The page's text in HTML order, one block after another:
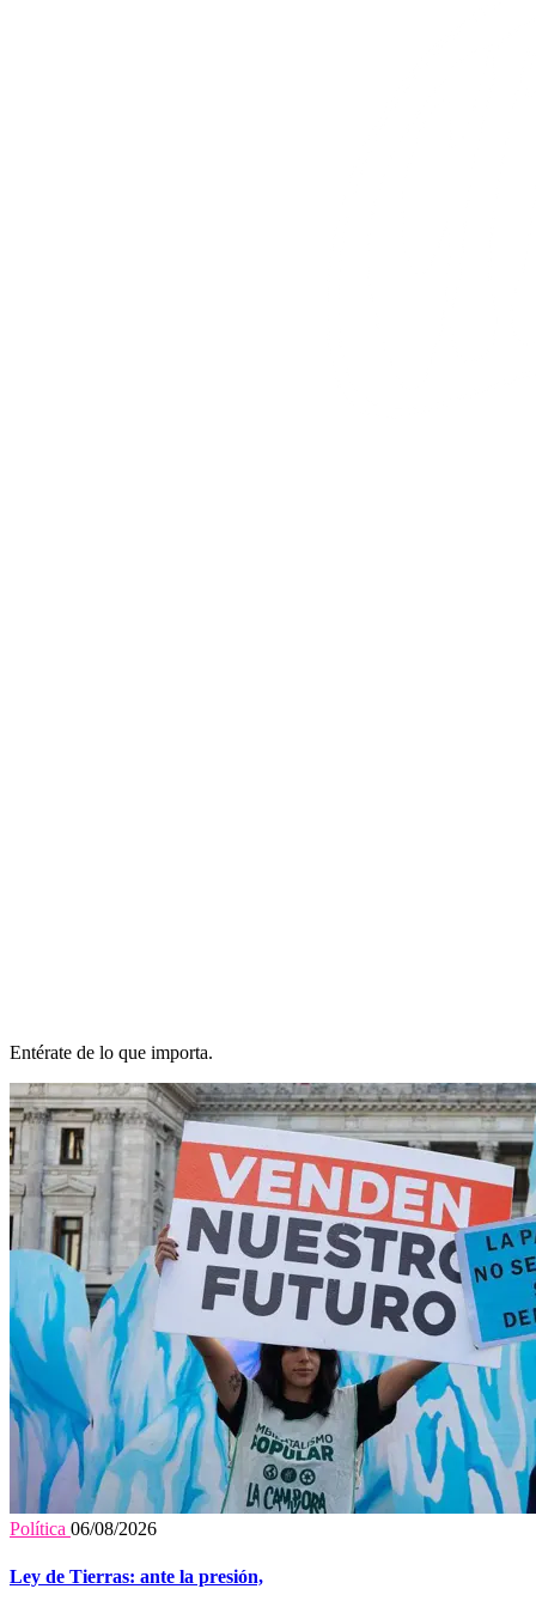
Entérate de lo que importa.
Política 06/08/2026
Ley de Tierras: ante la presión,